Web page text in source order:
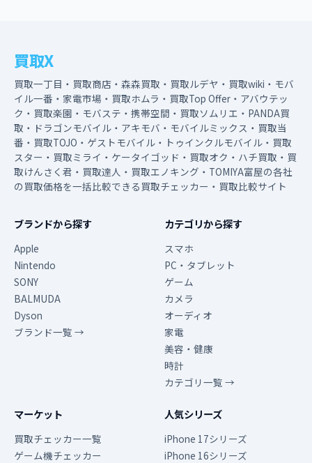
買取X
買取一丁目・買取商店・森森買取・買取ルデヤ・買取wiki・モバ
イル一番・家電市場・買取ホムラ・買取Top Offer・アバウテッ
ク・買取楽園・モバステ・携帯空間・買取ソムリエ・PANDA買
取・ドラゴンモバイル・アキモバ・モバイルミックス・買取当
番・買取TOJO・ゲストモバイル・トゥインクルモバイル・買取
スター・買取ミライ・ケータイゴッド・買取オク・ハチ買取・買
取けんさく君・買取達人・買取エノキング・TOMIYA富屋の各社
の買取価格を一括比較できる買取チェッカー・買取比較サイト
ブランドから探す
Apple
Nintendo
SONY
BALMUDA
Dyson
ブランド一覧 →
カテゴリから探す
スマホ
PC・タブレット
ゲーム
カメラ
オーディオ
家電
美容・健康
時計
カテゴリ一覧 →
マーケット
買取チェッカー一覧
ゲーム機チェッカー
人気シリーズ
iPhone 17シリーズ
iPhone 16シリーズ